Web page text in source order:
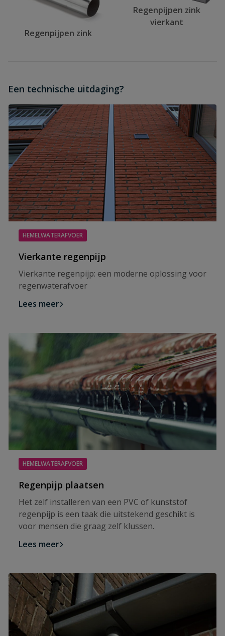
Regenpijpen zink
Regenpijpen zink
vierkant
Een technische uitdaging?
HEMELWATERAFVOER
Vierkante regenpijp
Vierkante regenpijp: een moderne oplossing voor
regenwaterafvoer
Lees meer
HEMELWATERAFVOER
Regenpijp plaatsen
Het zelf installeren van een PVC of kunststof
regenpijp is een taak die uitstekend geschikt is
voor mensen die graag zelf klussen.
Lees meer